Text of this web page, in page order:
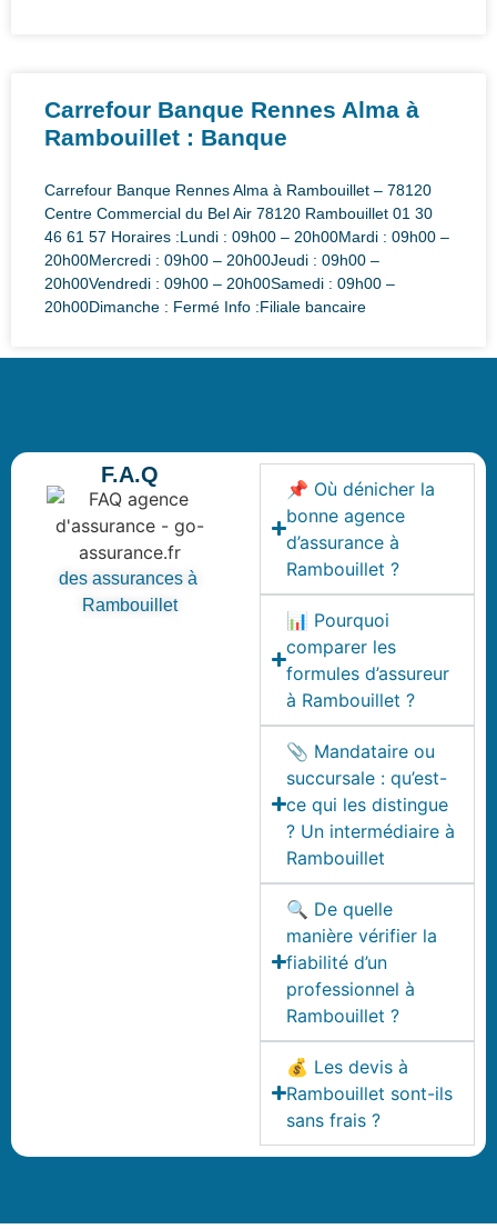
Carrefour Banque Rennes Alma à
Rambouillet : Banque
Carrefour Banque Rennes Alma à Rambouillet – 78120
Centre Commercial du Bel Air 78120 Rambouillet 01 30
46 61 57 Horaires :Lundi : 09h00 – 20h00Mardi : 09h00 –
20h00Mercredi : 09h00 – 20h00Jeudi : 09h00 –
20h00Vendredi : 09h00 – 20h00Samedi : 09h00 –
20h00Dimanche : Fermé Info :Filiale bancaire
F.A.Q
des assurances à
Rambouillet
📌 Où dénicher la
bonne agence
d’assurance à
Rambouillet ?
📊 Pourquoi
comparer les
formules d’assureur
à Rambouillet ?
📎 Mandataire ou
succursale : qu’est-
ce qui les distingue
? Un intermédiaire à
Rambouillet
🔍 De quelle
manière vérifier la
fiabilité d’un
professionnel à
Rambouillet ?
💰 Les devis à
Rambouillet sont-ils
sans frais ?